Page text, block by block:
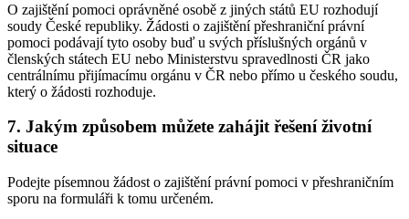
O zajištění pomoci oprávněné osobě z jiných států EU rozhodují
soudy České republiky. Žádosti o zajištění přeshraniční právní
pomoci podávají tyto osoby buď u svých příslušných orgánů v
členských státech EU nebo Ministerstvu spravedlnosti ČR jako
centrálnímu přijímacímu orgánu v ČR nebo přímo u českého soudu,
který o žádosti rozhoduje.
7. Jakým způsobem můžete zahájit řešení životní
situace
Podejte písemnou žádost o zajištění právní pomoci v přeshraničním
sporu na formuláři k tomu určeném.